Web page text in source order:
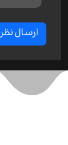
ارسال نظر